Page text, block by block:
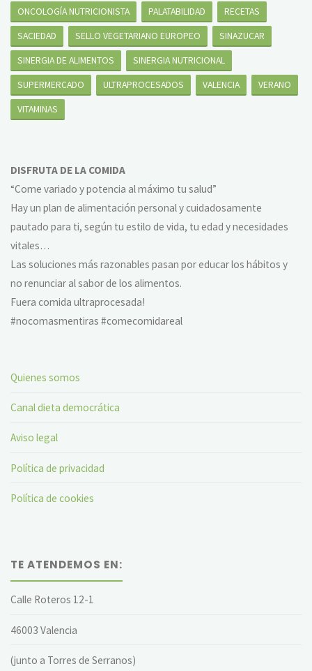
ONCOLOGÍA NUTRICIONISTA
PALATABILIDAD
RECETAS
SACIEDAD
SELLO VEGETARIANO EUROPEO
SINAZUCAR
SINERGIA DE ALIMENTOS
SINERGIA NUTRICIONAL
SUPERMERCADO
ULTRAPROCESADOS VALENCIA
VERANO
VITAMINAS
DISFRUTA DE LA COMIDA
“Come variado y potencia al máximo tu salud”
Hay un plan de alimentación personal y cuidadosamente
pautado para ti, según tu estilo de vida, tu edad y necesidades
vitales…
Las soluciones más razonables pasan por educar los hábitos y
no renunciar al sabor de los alimentos.
Fuera comida ultraprocesada!
#nocomasmentiras #comecomidareal
Quienes somos
Canal dieta democrática
Aviso legal
Política de privacidad
Política de cookies
TE ATENDEMOS EN:
Calle Roteros 12-1
46003 Valencia
(junto a Torres de Serranos)